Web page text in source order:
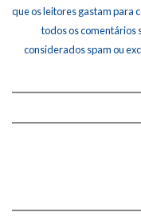
que os leitores gastam para
todos os comentários
considerados spam ou